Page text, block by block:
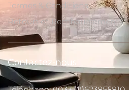
Termes & Conditions
Retours et Remboursements
Contactez-nous